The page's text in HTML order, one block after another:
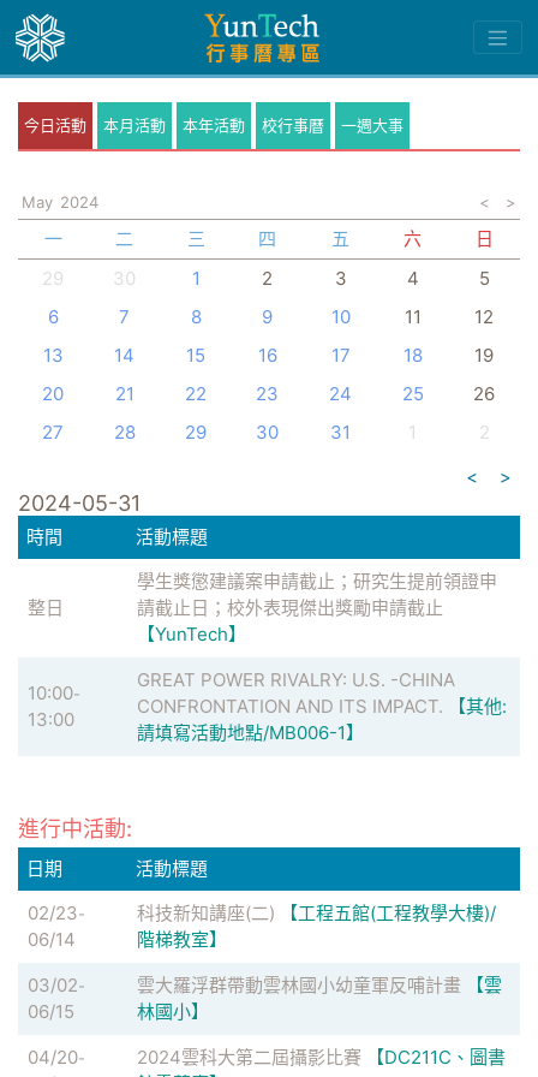
今日活動 本月活動 本年活動 校行事曆 一週大事
May 2024 < >
一 二 三 四 五 六
日
29
30 1 2 3 4
5
6
7 8 9 10 11
12
13
14 15 16 17 18
19
20
21 22 23 24 25
26
27
28 29 30 31 1
2
<
>
2024-05-31
時間 活動標題
整日
學生獎懲建議案申請截止；研究生提前領證申
請截止日；校外表現傑出獎勵申請截止
【YunTech】
10:00-
13:00
GREAT POWER RIVALRY: U.S. -CHINA
CONFRONTATION AND ITS IMPACT.
【其他:
請填寫活動地點/MB006-1】
進行中活動:
日期
活動標題
02/23-
06/14
科技新知講座(二)
【工程五館(工程教學大樓)/
階梯教室】
03/02-
06/15
雲大羅浮群帶動雲林國小幼童軍反哺計畫
【雲
林國小】
04/20- 2024雲科大第二屆攝影比賽
【DC211C、圖書